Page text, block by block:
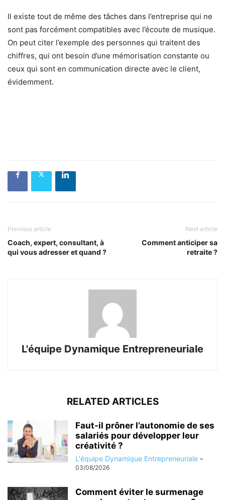
Il existe tout de même des tâches dans l’entreprise qui ne
sont pas forcément compatibles avec l’écoute de musique.
On peut citer l’exemple des personnes qui traitent des
chiffres, qui ont besoin d’une mémorisation constante ou
ceux qui sont en communication directe avec le client,
évidemment.
Previous article
Coach, expert, consultant, à
qui vous adresser et quand ?
Next article
Comment anticiper sa
retraite ?
L'équipe Dynamique Entrepreneuriale
RELATED ARTICLES
Faut-il prôner l’autonomie de ses
salariés pour développer leur
créativité ?
L'équipe Dynamique Entrepreneuriale -
03/08/2026
Comment éviter le surmenage